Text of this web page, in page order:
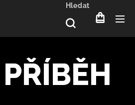
Hledat
PŘÍBĚH